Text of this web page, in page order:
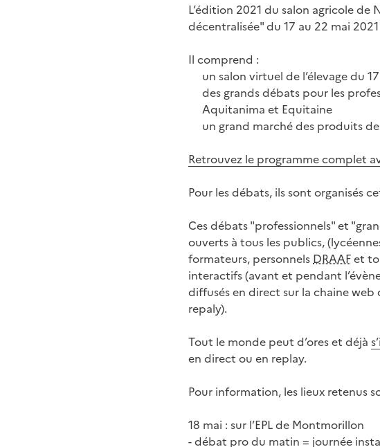
L’édition 2021 du salon agricole
décentralisée" du 17 au 22 mai 2021
Il comprend :
un salon virtuel de l’élevage du
des grands débats pour les
Aquitanima et Equitaine
un grand marché des produits
Retrouvez le programme complet
Pour les débats, ils sont organisés
Ces débats "professionnels" et
ouverts à tous les publics,
formateurs, personnels DRAAFet
interactifs (avant et pendant
diffusés en direct sur la chaine web
repaly).
Tout le monde peut d’ores et déjà
en direct ou en replay.
Pour information, les lieux retenus
18 mai : sur l’EPL de Montmorillon
- débat pro du matin = journée